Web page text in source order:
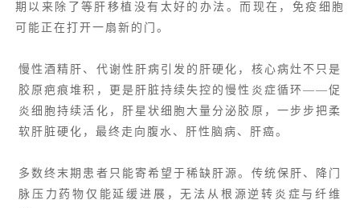
期以来除了等肝移植没有太好的办法。而现在，免疫细胞
可能正在打开一扇新的门。
慢性酒精肝、代谢性肝病引发的肝硬化，核心病灶不只是
胶原疤痕堆积，更是肝脏持续失控的慢性炎症循环——促
炎细胞持续活化，肝星状细胞大量分泌胶原，一步步把柔
软肝脏硬化，最终走向腹水、 肝性脑病 、肝癌。
多数终末期患者只能寄希望于稀缺肝源。传统保肝、降门
脉压力药物仅能延缓进展，无法从根源逆转炎症与纤维